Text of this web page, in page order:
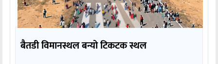
बैतडी विमानस्थल बन्यो टिकटक स्थल